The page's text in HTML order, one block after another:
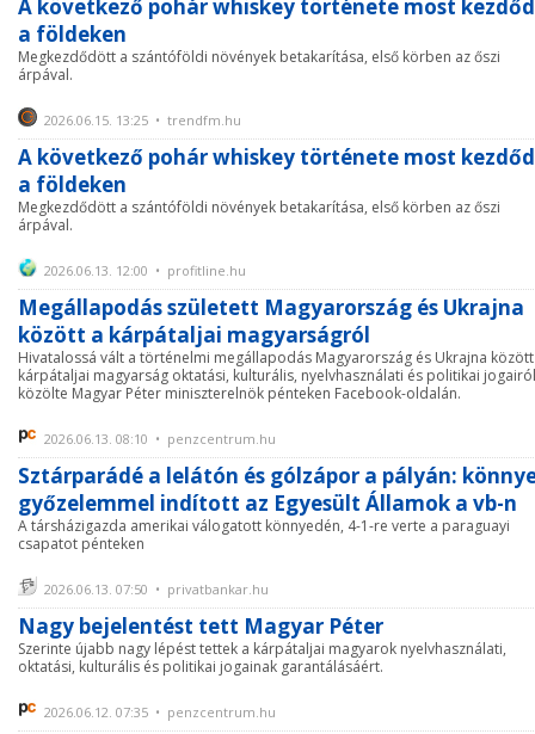
A következő pohár whiskey története most
a földeken
Megkezdődött a szántóföldi növények betakarítása, első körben az őszi
árpával.
2026.06.15. 13:25 • trendfm.hu
A következő pohár whiskey története most
a földeken
Megkezdődött a szántóföldi növények betakarítása, első körben az őszi
árpával.
2026.06.13. 12:00 • profitline.hu
Megállapodás született Magyarország és Ukrajna
között a kárpátaljai magyarságról
Hivatalossá vált a történelmi megállapodás Magyarország és Ukrajna
kárpátaljai magyarság oktatási, kulturális, nyelvhasználati és politikai
közölte Magyar Péter miniszterelnök pénteken Facebook-oldalán.
2026.06.13. 08:10 • penzcentrum.hu
Sztárparádé a lelátón és gólzápor a pályán:
győzelemmel indított az Egyesült Államok a vb-n
A társházigazda amerikai válogatott könnyedén, 4-1-re verte a paraguayi
csapatot pénteken
2026.06.13. 07:50 • privatbankar.hu
Nagy bejelentést tett Magyar Péter
Szerinte újabb nagy lépést tettek a kárpátaljai magyarok nyelvhasználati,
oktatási, kulturális és politikai jogainak garantálásáért.
2026.06.12. 07:35 • penzcentrum.hu